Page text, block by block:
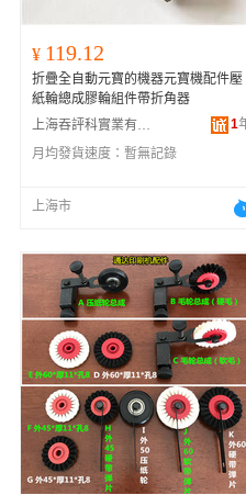
¥ 119.12
折疊全自動元寶的機器元寶機配件壓
紙輪總成膠輪組件帶折角器
上海吞評科實業有限公司
1
月均發貨速度： 暫無記錄
上海市